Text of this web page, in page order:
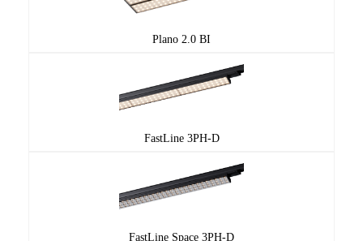
Plano 2.0 BI
FastLine 3PH-D
FastLine Space 3PH-D